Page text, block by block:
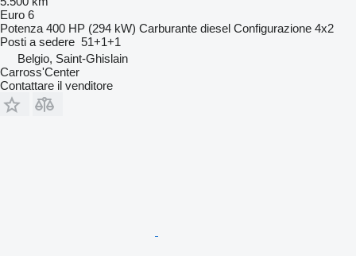
Euro 6
Potenza 400 HP (294 kW) Carburante diesel Configurazione 4x2
Posti a sedere 51+1+1
Belgio, Saint-Ghislain
Carross'Center
Contattare il venditore